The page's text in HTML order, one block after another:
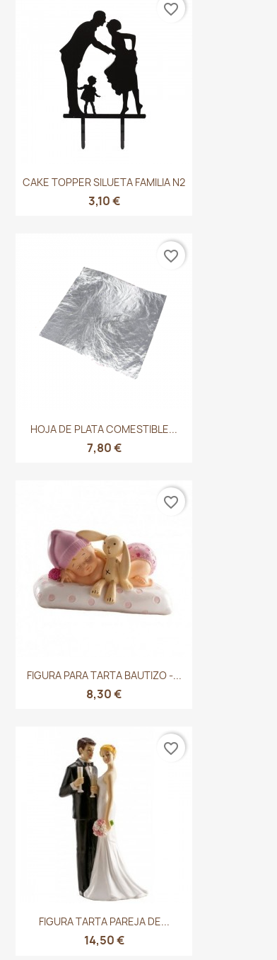
Vista rápida
CAKE TOPPER SILUETA FAMILIA N2
3,10 €
favorite_border
Vista rápida
HOJA DE PLATA COMESTIBLE...
7,80 €
favorite_border
Vista rápida
FIGURA PARA TARTA BAUTIZO -...
8,30 €
favorite_border
Vista rápida
FIGURA TARTA PAREJA DE...
14,50 €
favorite_border